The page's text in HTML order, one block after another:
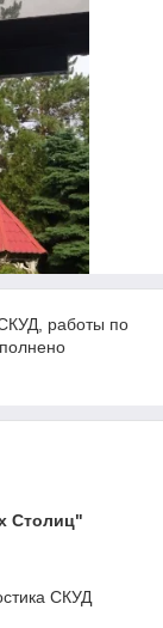
работы по
Столиц"
СКУД